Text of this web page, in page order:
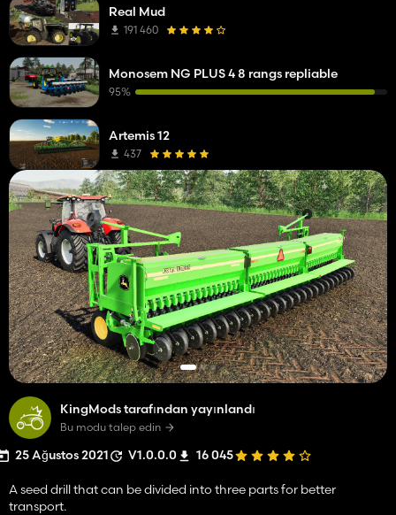
KingMods tarafından yayınlandı
Bu modu talep edin
25 Ağustos 2021 V1.0.0.0 16 045
A seed drill that can be divided into three parts for better
transport.
Real Mud
191 460
Monosem NG PLUS 4 8 rangs repliable
95%
Artemis 12
437